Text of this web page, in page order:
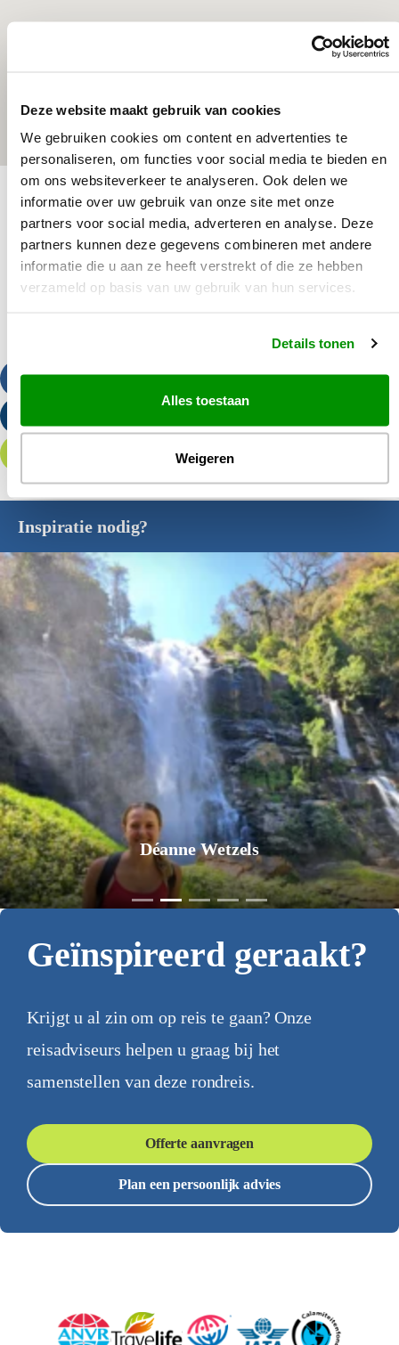
Deze website maakt gebruik van cookies
We gebruiken cookies om content en advertenties te
personaliseren, om functies voor social media te bieden en
om ons websiteverkeer te analyseren. Ook delen we
informatie over uw gebruik van onze site met onze
partners voor social media, adverteren en analyse. Deze
partners kunnen deze gegevens combineren met andere
informatie die u aan ze heeft verstrekt of die ze hebben
verzameld op basis van uw gebruik van hun services.
Details tonen
Alles toestaan
Weigeren
Bel ons
Offerte aanvragen
Inspiratie nodig?
Déanne Wetzels
Geïnspireerd geraakt?
Krijgt u al zin om op reis te gaan? Onze
reisadviseurs helpen u graag bij het
samenstellen van deze rondreis.
Offerte aanvragen
Plan een persoonlijk advies